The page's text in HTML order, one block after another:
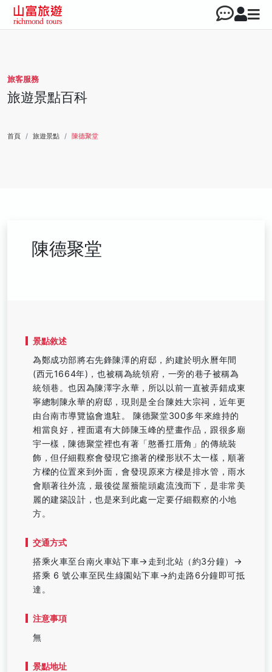
旅客服務
旅遊景點百科
首頁 旅遊景點 陳德聚堂
陳德聚堂
景點敘述
為鄭成功部將右先鋒陳澤的府邸，約建於明永曆年間
(西元1664年)，也被稱為統領府，一旁的巷子被稱為
統領巷。也因為陳澤字永華，所以以前一直被弄錯成東
寧總制陳永華的府邸，現則是全台陳姓大宗祠，近年更
由台南市導覽協會進駐。 陳德聚堂300多年來維持的
相當良好，裡面還有大師陳玉峰的壁畫作品，跟很多廟
宇一樣，陳德聚堂裡也有著「憨番扛厝角」的傳統裝
飾，但仔細觀察會發現它擔著的樑形狀不太一樣，順著
方樑的位置來到外面，會發現原來方樑是排水管，雨水
會順著往外流，最後從屋簷龍頭處流洩而下，是非常美
麗的建築設計，也是來到此處一定要仔細觀察的小地
方。
交通方式
搭乘火車至台南火車站下車→走到北站（約3分鐘）→
搭乘 6 號公車至民生綠園站下車→約走路6分鐘即可抵
達。
注意事項
無
景點地址